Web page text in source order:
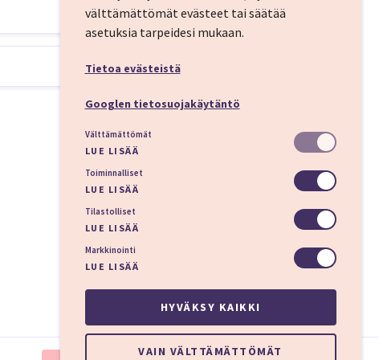
hotellivalikoimasta.
Hinta sisältää
lomailija voi nauttia
välttämättömät evästeet tai säätää
asetuksia tarpeidesi mukaan.
Tietoa evästeistä
Googlen tietosuojakäytäntö
Välttämättömät
LUE LISÄÄ
Toiminnalliset
LUE LISÄÄ
Tilastolliset
LUE LISÄÄ
Markkinointi
LUE LISÄÄ
HYVÄKSY KAIKKI
VAIN VÄLTTÄMÄTTÖMÄT